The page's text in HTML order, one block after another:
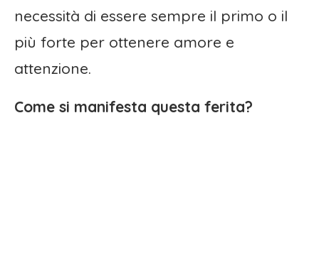
necessità di essere sempre il primo o il
più forte per ottenere amore e
attenzione.
Come si manifesta questa ferita?